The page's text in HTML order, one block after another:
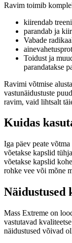
Ravim toimib
kiirendab
parandab ja
Vabade
Toidust ja
parandatakse
Ravimi võtmise
vastunäidustuste
ravim, vaid lihtsalt
Kuidas
Iga päev peate
võetakse kapslid
võetakse kapslid
rohke vee või mõne
Näidustused
Mass Extreme on
vastutavad
näidustused võivad